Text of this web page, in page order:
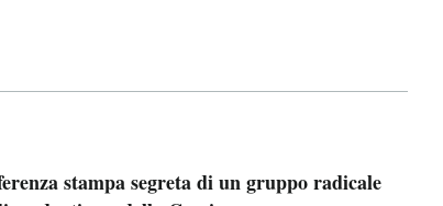
stampa segreta di un gruppo radicale